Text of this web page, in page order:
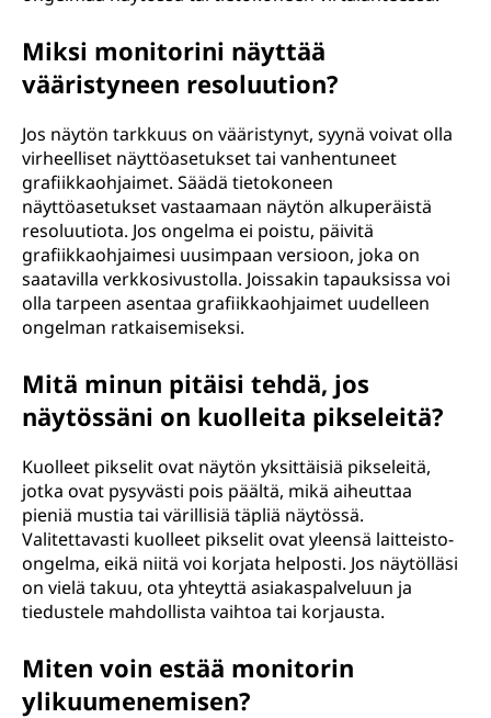
Miksi monitorini näyttää
vääristyneen resoluution?
Jos näytön tarkkuus on vääristynyt, syynä voivat olla
virheelliset näyttöasetukset tai vanhentuneet
grafiikkaohjaimet. Säädä tietokoneen
näyttöasetukset vastaamaan näytön alkuperäistä
resoluutiota. Jos ongelma ei poistu, päivitä
grafiikkaohjaimesi uusimpaan versioon, joka on
saatavilla verkkosivustolla. Joissakin tapauksissa voi
olla tarpeen asentaa grafiikkaohjaimet uudelleen
ongelman ratkaisemiseksi.
Mitä minun pitäisi tehdä, jos
näytössäni on kuolleita pikseleitä?
Kuolleet pikselit ovat näytön yksittäisiä pikseleitä,
jotka ovat pysyvästi pois päältä, mikä aiheuttaa
pieniä mustia tai värillisiä täpliä näytössä.
Valitettavasti kuolleet pikselit ovat yleensä laitteisto-
ongelma, eikä niitä voi korjata helposti. Jos näytölläsi
on vielä takuu, ota yhteyttä asiakaspalveluun ja
tiedustele mahdollista vaihtoa tai korjausta.
Miten voin estää monitorin
ylikuumenemisen?